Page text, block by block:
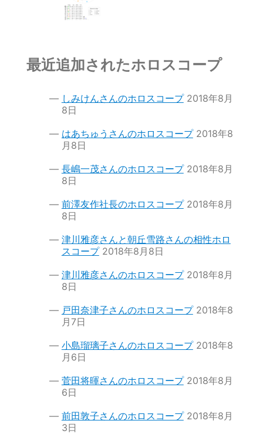
最近追加されたホロスコープ
しみけんさんのホロスコープ 2018年8月
8日
はあちゅうさんのホロスコープ 2018年8
月8日
長嶋一茂さんのホロスコープ 2018年8月
8日
前澤友作社長のホロスコープ 2018年8月
8日
津川雅彦さんと朝丘雪路さんの相性ホロ
スコープ 2018年8月8日
津川雅彦さんのホロスコープ 2018年8月
8日
戸田奈津子さんのホロスコープ 2018年8
月7日
小島瑠璃子さんのホロスコープ 2018年8
月6日
菅田将暉さんのホロスコープ 2018年8月
6日
前田敦子さんのホロスコープ 2018年8月
3日